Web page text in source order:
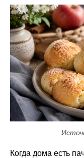
Когда дома есть